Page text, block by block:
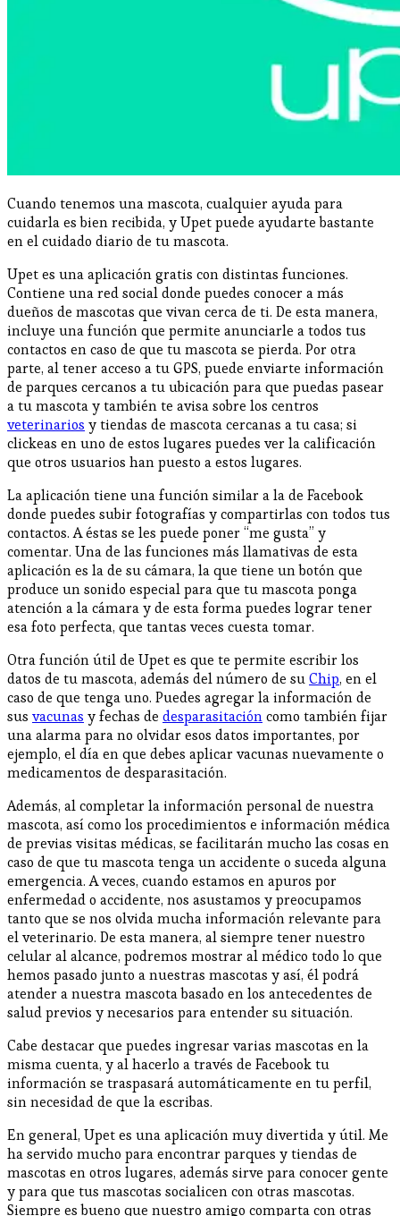
Cuando tenemos una mascota, cualquier ayuda para
cuidarla es bien recibida, y Upet puede ayudarte bastante
en el cuidado diario de tu mascota.
Upet es una aplicación gratis con distintas funciones.
Contiene una red social donde puedes conocer a más
dueños de mascotas que vivan cerca de ti. De esta manera,
incluye una función que permite anunciarle a todos tus
contactos en caso de que tu mascota se pierda. Por otra
parte, al tener acceso a tu GPS, puede enviarte información
de parques cercanos a tu ubicación para que puedas pasear
a tu mascota y también te avisa sobre los centros
veterinarios y tiendas de mascota cercanas a tu casa; si
clickeas en uno de estos lugares puedes ver la calificación
que otros usuarios han puesto a estos lugares.
La aplicación tiene una función similar a la de Facebook
donde puedes subir fotografías y compartirlas con todos tus
contactos. A éstas se les puede poner “me gusta” y
comentar. Una de las funciones más llamativas de esta
aplicación es la de su cámara, la que tiene un botón que
produce un sonido especial para que tu mascota ponga
atención a la cámara y de esta forma puedes lograr tener
esa foto perfecta, que tantas veces cuesta tomar.
Otra función útil de Upet es que te permite escribir los
datos de tu mascota, además del número de suChip, en el
caso de que tenga uno. Puedes agregar la información de
sus vacunas y fechas de desparasitacióncomo también fijar
una alarma para no olvidar esos datos importantes, por
ejemplo, el día en que debes aplicar vacunas nuevamente o
medicamentos de desparasitación.
Además, al completar la información personal de nuestra
mascota, así como los procedimientos e información médica
de previas visitas médicas, se facilitarán mucho las cosas en
caso de que tu mascota tenga un accidente o suceda alguna
emergencia. A veces, cuando estamos en apuros por
enfermedad o accidente, nos asustamos y preocupamos
tanto que se nos olvida mucha información relevante para
el veterinario. De esta manera, al siempre tener nuestro
celular al alcance, podremos mostrar al médico todo lo que
hemos pasado junto a nuestras mascotas y así, él podrá
atender a nuestra mascota basado en los antecedentes de
salud previos y necesarios para entender su situación.
Cabe destacar que puedes ingresar varias mascotas en la
misma cuenta, y al hacerlo a través de Facebook tu
información se traspasará automáticamente en tu perfil,
sin necesidad de que la escribas.
En general, Upet es una aplicación muy divertida y útil. Me
ha servido mucho para encontrar parques y tiendas de
mascotas en otros lugares, además sirve para conocer gente
y para que tus mascotas socialicen con otras mascotas.
Siempre es bueno que nuestro amigo comparta con otras